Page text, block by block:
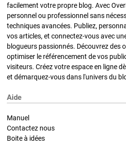
facilement votre propre blog. Avec
personnel ou professionnel sans
techniques avancées. Publiez,
vos articles, et connectez-vous avec
blogueurs passionnés. Découvrez des
optimiser le référencement de vos
visiteurs. Créez votre espace en ligne
et démarquez-vous dans l'univers du
Aide
Manuel
Contactez nous
Boite à idées